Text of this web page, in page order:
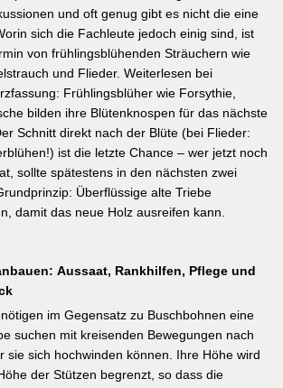
und oft genug gibt es nicht die eine
sich die Fachleute jedoch einig sind, ist
von frühlingsblühenden Sträuchern wie
und Flieder. Weiterlesen bei
Frühlingsblüher wie Forsythie,
bilden ihre Blütenknospen für das nächste
Schnitt direkt nach der Blüte (bei Flieder:
ist die letzte Chance – wer jetzt noch
sollte spätestens in den nächsten zwei
Überflüssige alte Triebe
damit das neue Holz ausreifen kann.
Aussaat, Rankhilfen, Pflege und
im Gegensatz zu Buschbohnen eine
suchen mit kreisenden Bewegungen nach
sie sich hochwinden können. Ihre Höhe wird
der Stützen begrenzt, so dass die